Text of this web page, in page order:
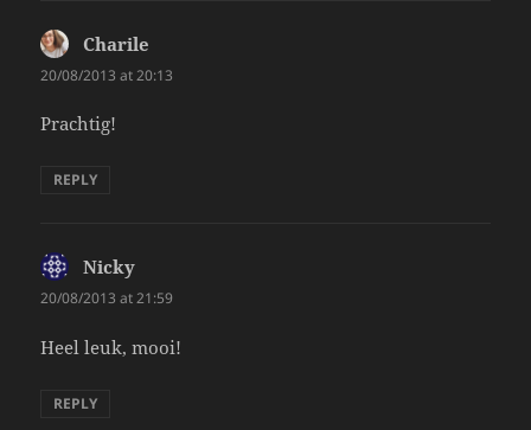
Charile
20/08/2013 at 20:13
Prachtig!
REPLY
Nicky
20/08/2013 at 21:59
Heel leuk, mooi!
REPLY